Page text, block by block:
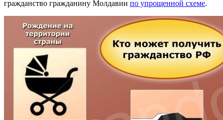
гражданство гражданину Молдавии по упрощенной схеме.